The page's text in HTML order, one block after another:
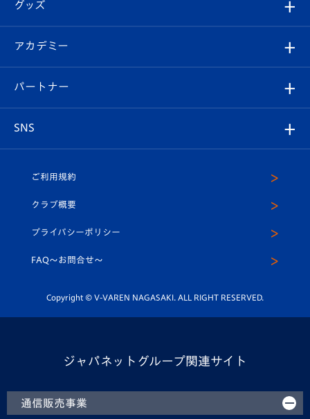
チケット
イベント
メディア
ホームタウン
スタッフプロフィール
マスコット紹介
平和祈念活動
ホームタウン活動
Revive Team
ヴィヴィくんの長崎おもてなしガイド
フォトギャラリー
スタジアムグルメ
V-LOVERS（ファンクラブ）
プレイヤーズスイート
グッズ
オンラインショップ
店舗情報
アカデミー
育成からのお知らせ
U-18
スクール
パートナー
SNS
ヴィヴィくんインスタグラム
公式LINE＠
ご利用規約
クラブ概要
プライバシーポリシー
FAQ〜お問合せ〜
Copyright © V-VAREN NAGASAKI. ALL RIGHT RESERVED.
ジャパネットグループ関連サイト
通信販売事業